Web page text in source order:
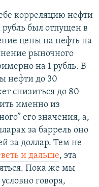
корреляцию нефти
рубль был отпущен в
цены на нефть на
рыночного
на 1 рубль. В
нефти до 30
снизиться до 80
именно из
его значения, а,
за баррель оно
за доллар. Тем не
и дальше, эта
Пока же мы
говоря,